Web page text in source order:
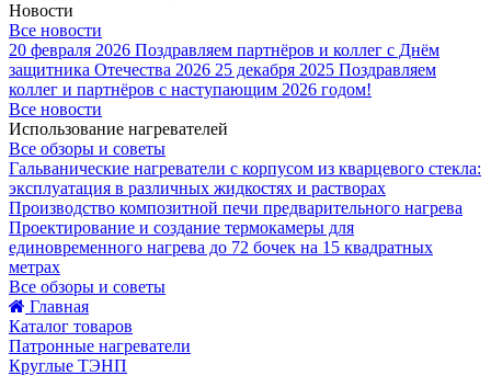
Новости
Все новости
20 февраля 2026 Поздравляем партнёров и коллег с Днём
защитника Отечества 2026 25 декабря 2025 Поздравляем
коллег и партнёров с наступающим 2026 годом!
Все новости
Использование нагревателей
Все обзоры и советы
Гальванические нагреватели с корпусом из кварцевого стекла:
эксплуатация в различных жидкостях и растворах
Производство композитной печи предварительного нагрева
Проектирование и создание термокамеры для
единовременного нагрева до 72 бочек на 15 квадратных
метрах
Все обзоры и советы
Главная
Каталог товаров
Патронные нагреватели
Круглые ТЭНП